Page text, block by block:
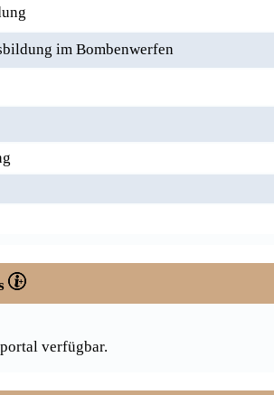
im Bombenwerfen
verfügbar.